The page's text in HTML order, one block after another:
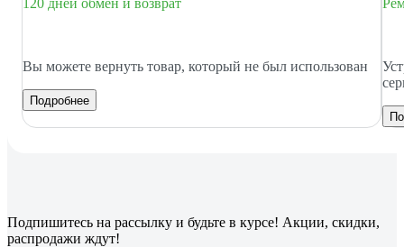
120 дней обмен и возврат
Вы можете вернуть товар, который не был использован
Подробнее
Подпишитесь на рассылку и будьте в курсе! Акции, скидки,
распродажи ждут!